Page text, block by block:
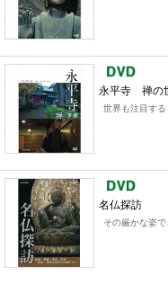
永平寺 禅の
世界も注目する
名仏探訪
その厳かな姿